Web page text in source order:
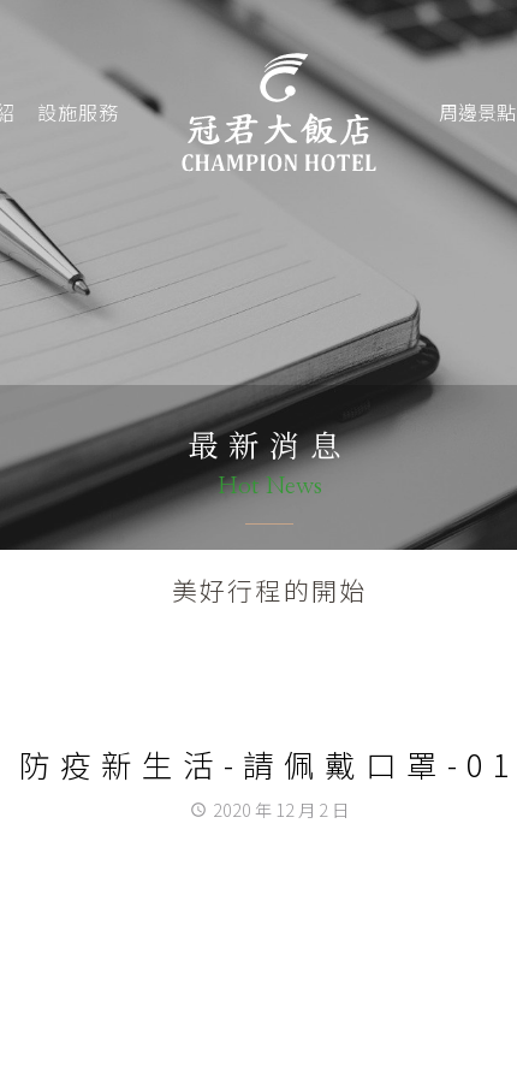
設施服務 周邊景點
最新消息
Hot News
美好行程的開始
防疫新生活-請佩戴口罩-01
access_time 2020 年 12 月 2 日